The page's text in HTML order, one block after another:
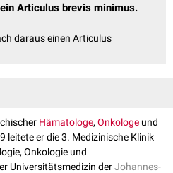
Articulus brevis minimus.
daraus einen Articulus
Hämatologe, Onkologe und
leitete er die 3. Medizinische Klinik
Onkologie und
Universitätsmedizin derJohannes-